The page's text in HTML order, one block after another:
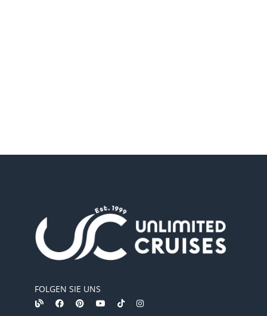
FOLGEN SIE UNS